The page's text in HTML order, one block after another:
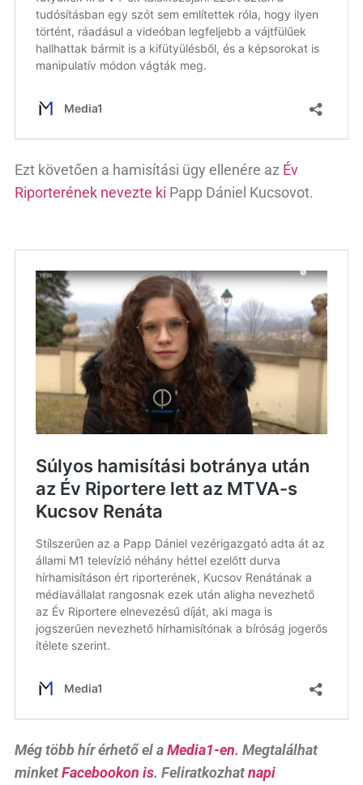
Ezt követően a hamisítási ügy ellenére az Év
Riporterének nevezte ki Papp Dániel Kucsovot.
Még több hír érhető el aMedia1-en. Megtalálhat
minketFacebookon is. Feliratkozhatnapi